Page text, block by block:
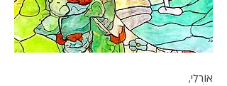
אוֹרְלִי,